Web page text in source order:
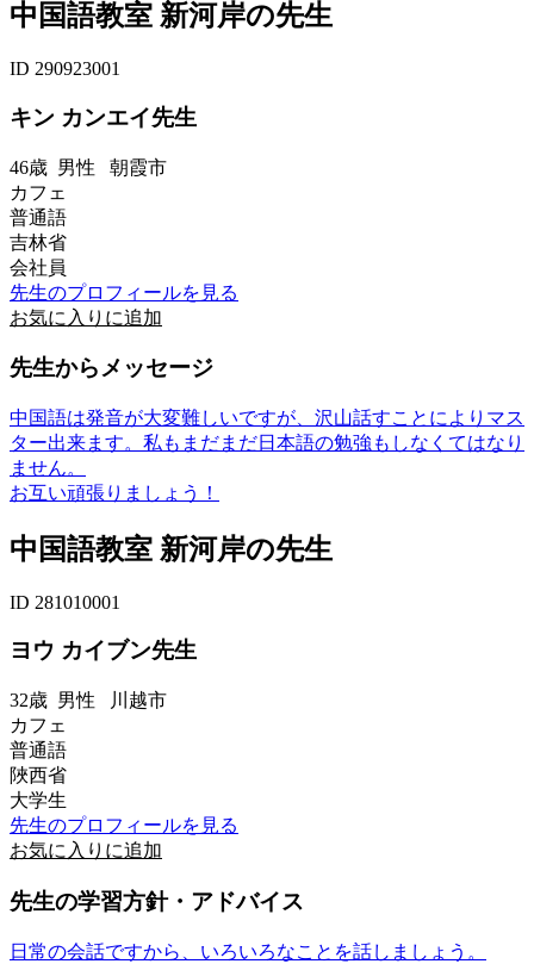
中国語教室 新河岸の先生
ID 290923001
キン カンエイ先生
46歳 男性 朝霞市
カフェ
普通語
吉林省
会社員
先生のプロフィールを見る
お気に入りに追加
先生からメッセージ
中国語は発音が大変難しいですが、沢山話すことによりマス
ター出来ます。私もまだまだ日本語の勉強もしなくてはなり
ません。
お互い頑張りましょう！
中国語教室 新河岸の先生
ID 281010001
ヨウ カイブン先生
32歳 男性 川越市
カフェ
普通語
陜西省
大学生
先生のプロフィールを見る
お気に入りに追加
先生の学習方針・アドバイス
日常の会話ですから、いろいろなことを話しましょう。